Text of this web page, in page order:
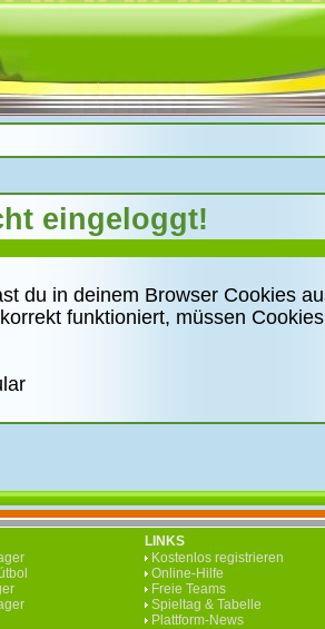
eingeloggt!
du in deinem Browser Cookies
funktioniert, müssen
LINKS
Kostenlos registrieren
Online-Hilfe
Freie Teams
Spieltag & Tabelle
Plattform-News